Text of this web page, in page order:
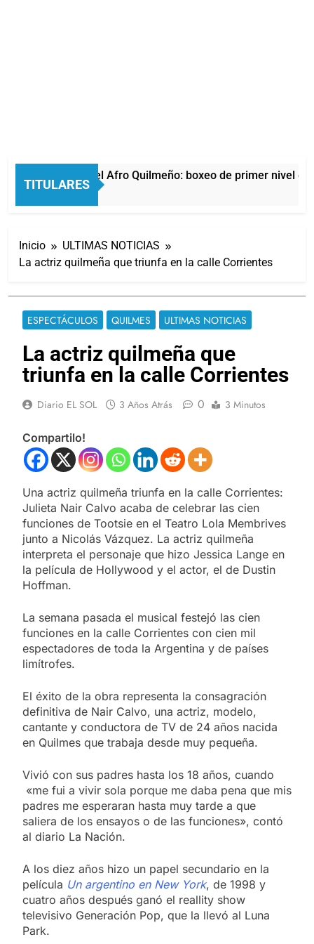
TITULARES
La noche del Afro Quilmeño: boxeo de primer nivel en
13 Horas Atrás
Inicio
ULTIMAS NOTICIAS
La actriz quilmeña que triunfa en la calle Corrientes
ESPECTÁCULOS QUILMES ULTIMAS NOTICIAS
La actriz quilmeña que
triunfa en la calle Corrientes
Diario EL SOL 3 Años Atrás 0 3 Minutos
Compartilo!
Una actriz quilmeña triunfa en la calle Corrientes:
Julieta Nair Calvo acaba de celebrar las cien
funciones de Tootsie en el Teatro Lola Membrives
junto a Nicolás Vázquez. La actriz quilmeña
interpreta el personaje que hizo Jessica Lange en
la película de Hollywood y el actor, el de Dustin
Hoffman.
La semana pasada el musical festejó las cien
funciones en la calle Corrientes con cien mil
espectadores de toda la Argentina y de países
limítrofes.
El éxito de la obra representa la consagración
definitiva de Nair Calvo, una actriz, modelo,
cantante y conductora de TV de 24 años nacida
en Quilmes que trabaja desde muy pequeña.
Vivió con sus padres hasta los 18 años, cuando
«me fui a vivir sola porque me daba pena que mis
padres me esperaran hasta muy tarde a que
saliera de los ensayos o de las funciones», contó
al diario La Nación.
A los diez años hizo un papel secundario en la
película Un argentino en New York, de 1998 y
cuatro años después ganó el reallity show
televisivo Generación Pop, que la llevó al Luna
Park.